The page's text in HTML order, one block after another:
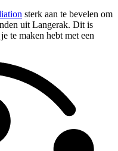
sterk aan te bevelen om
uit Langerak. Dit is
te maken hebt met een